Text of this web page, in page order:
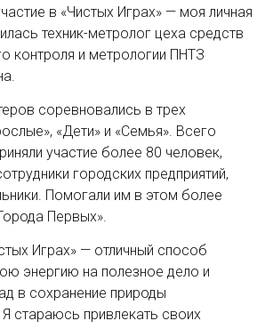
в «Чистых Играх» — моя личная
техник-метролог цеха средств
контроля и метрологии ПНТЗ
соревновались в трех
«Дети» и «Семья». Всего
участие более 80 человек,
городских предприятий,
Помогали им в этом более
Первых».
Играх» — отличный способ
энергию на полезное дело и
в сохранение природы
стараюсь привлекать своих